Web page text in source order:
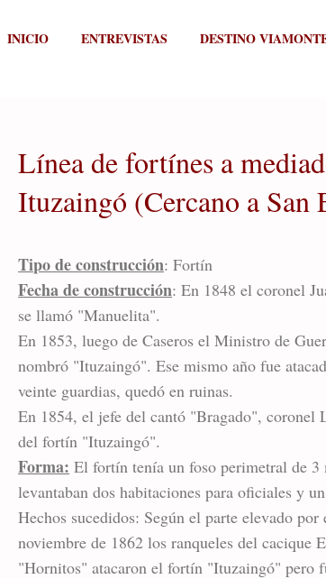
INICIO ENTREVISTAS DESTINO
Línea de fortínes a
Ituzaingó (Cercano a
Tipo de construcción: Fortín
Fecha de construcción: En 1848 el coronel
se llamó "Manuelita".
En 1853, luego de Caseros el Ministro de
nombró "Ituzaingó". Ese mismo año fue
veinte guardias, quedó en ruinas.
En 1854, el jefe del cantó "Bragado", coronel
del fortín "Ituzaingó".
Forma: El fortín tenía un foso perimetral de
levantaban dos habitaciones para oficiales y
Hechos sucedidos: Según el parte elevado
noviembre de 1862 los ranqueles del cacique
"Hornitos" atacaron el fortín "Ituzaingó" pero